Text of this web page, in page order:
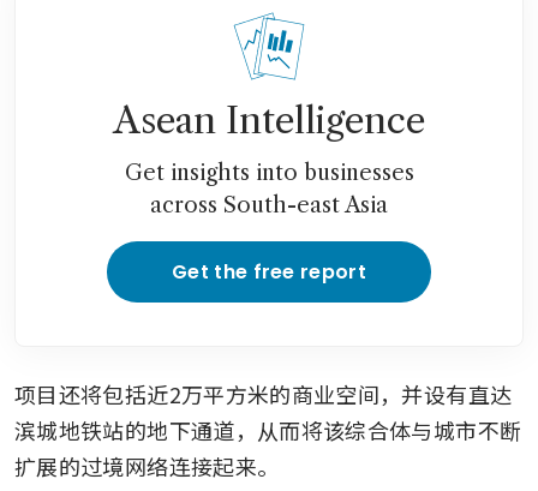
Asean Intelligence
Get insights into businesses
across South-east Asia
Get the free report
项目还将包括近2万平方米的商业空间，并设有直达
滨城地铁站的地下通道，从而将该综合体与城市不断
扩展的过境网络连接起来。